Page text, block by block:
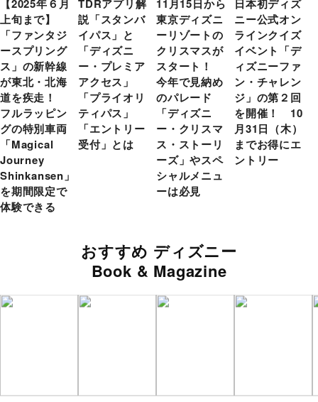
【2025年６月
上旬まで】
「ファンタジ
ースプリング
ス」の新幹線
が東北・北海
道を疾走！
フルラッピン
グの特別車両
「Magical
Journey
Shinkansen」
を期間限定で
体験できる
TDRアプリ解
説「スタンバ
イパス」と
「ディズニ
ー・プレミア
アクセス」
「プライオリ
ティパス」
「エントリー
受付」とは
11月15日から
東京ディズニ
ーリゾートの
クリスマスが
スタート！
今年で見納め
のパレード
「ディズニ
ー・クリスマ
ス・ストーリ
ーズ」やスペ
シャルメニュ
ーは必見
日本初ディズ
ニー公式オン
ラインクイズ
イベント「デ
ィズニーファ
ン・チャレン
ジ」の第２回
を開催！ 10
月31日（木）
までお得にエ
ントリー
おすすめ ディズニー
Book & Magazine